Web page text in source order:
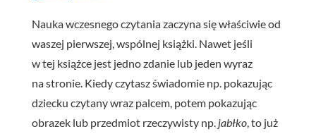
Nauka wczesnego czytania zaczyna się właściwie od
waszej pierwszej, wspólnej książki. Nawet jeśli
w tej książce jest jedno zdanie lub jeden wyraz
na stronie. Kiedy czytasz świadomie np. pokazując
dziecku czytany wraz palcem, potem pokazując
obrazek lub przedmiot rzeczywisty np. jabłko, to już